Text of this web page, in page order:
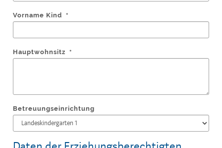
Vorname Kind*
Hauptwohnsitz*
Betreuungseinrichtung